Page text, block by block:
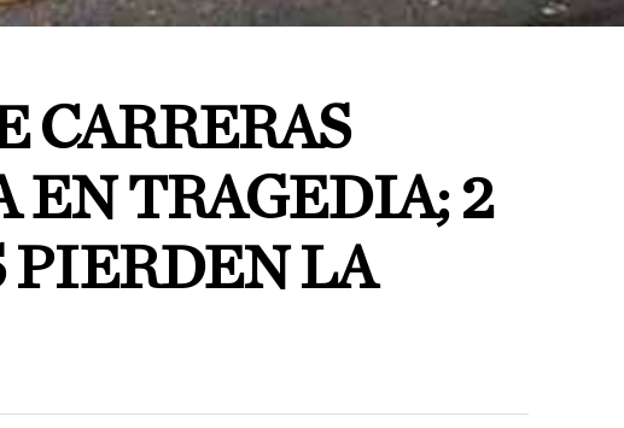
CARRERAS
EN TRAGEDIA; 2
PIERDEN LA